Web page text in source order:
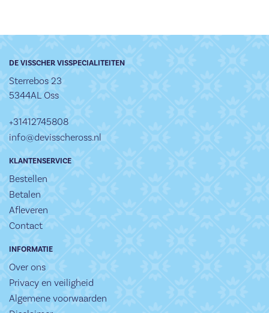
DE VISSCHER VISSPECIALITEITEN
Sterrebos 23
5344AL Oss
+31412745808
info@devisscheross.nl
KLANTENSERVICE
Bestellen
Betalen
Afleveren
Contact
INFORMATIE
Over ons
Privacy en veiligheid
Algemene voorwaarden